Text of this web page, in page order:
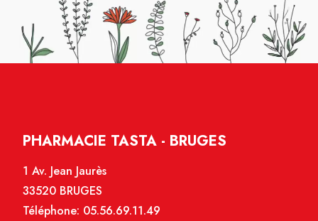
PHARMACIE TASTA - BRUGES
1 Av. Jean Jaurès
33520 BRUGES
Téléphone: 05.56.69.11.49